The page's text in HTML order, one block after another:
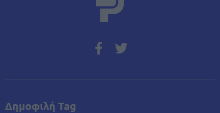
Δημοφιλή Tag